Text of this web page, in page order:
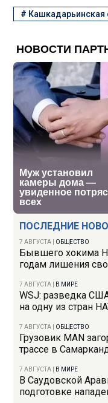
ПОСЛЕДНИЕ
7 АВГУСТА ОБЩЕСТВО
Бывшего хокима
годам лишения
7 АВГУСТА В МИРЕ
WSJ: разведка
на одну из стран
7 АВГУСТА ОБЩЕСТВО
Грузовик MAN
трассе в
7 АВГУСТА В МИРЕ
В Саудовской
подготовке
# Кашкадарьинская